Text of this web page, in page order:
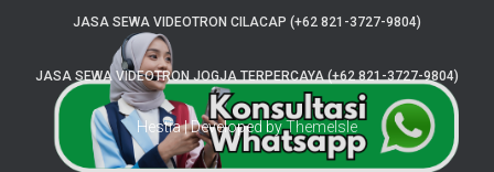
JASA SEWA VIDEOTRON CILACAP (+62 821-3727-9804)
JASA SEWA VIDEOTRON JOGJA TERPERCAYA (+62 821-3727-9804)
Hestia | Developed byThemeIsle